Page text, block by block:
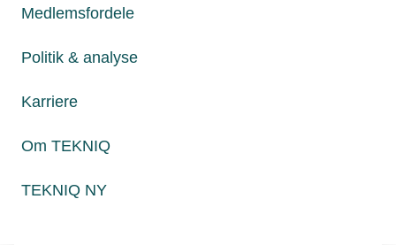
Medlemsfordele
Politik & analyse
Karriere
Om TEKNIQ
TEKNIQ NY
som opsættes alene eller i forbindelse med
Elektriske apparater kan påvirke hinanden. EMC
omgivelser.